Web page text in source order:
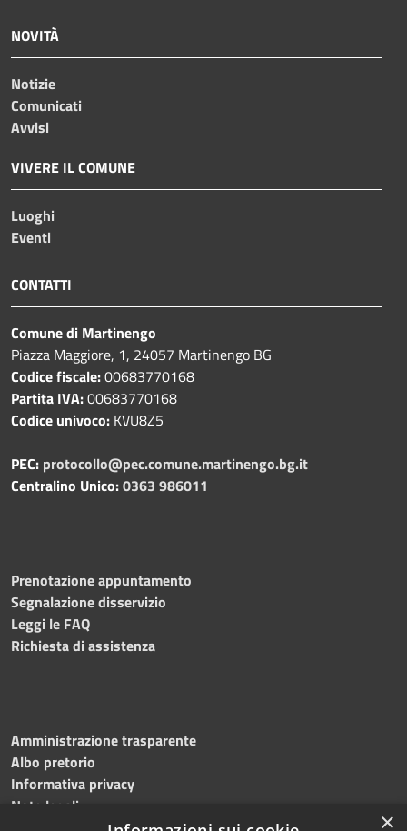
NOVITÀ
Notizie
Comunicati
Avvisi
VIVERE IL COMUNE
Luoghi
Eventi
CONTATTI
Comune di Martinengo
Piazza Maggiore, 1, 24057 Martinengo BG
Codice fiscale:00683770168
Partita IVA:00683770168
Codice univoco: KVU8Z5
PEC: protocollo@pec.comune.martinengo.bg.it
Centralino Unico:0363 986011
Prenotazione appuntamento
Segnalazione disservizio
Leggi le FAQ
Richiesta di assistenza
Amministrazione trasparente
Albo pretorio
Informativa privacy
Note legali
×